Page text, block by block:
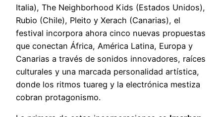
Italia), The Neighborhood Kids (Estados Unidos),
Rubio (Chile), Pleito y Xerach (Canarias), el
festival incorpora ahora cinco nuevas propuestas
que conectan África, América Latina, Europa y
Canarias a través de sonidos innovadores, raíces
culturales y una marcada personalidad artística,
donde los ritmos tuareg y la electrónica mestiza
cobran protagonismo.